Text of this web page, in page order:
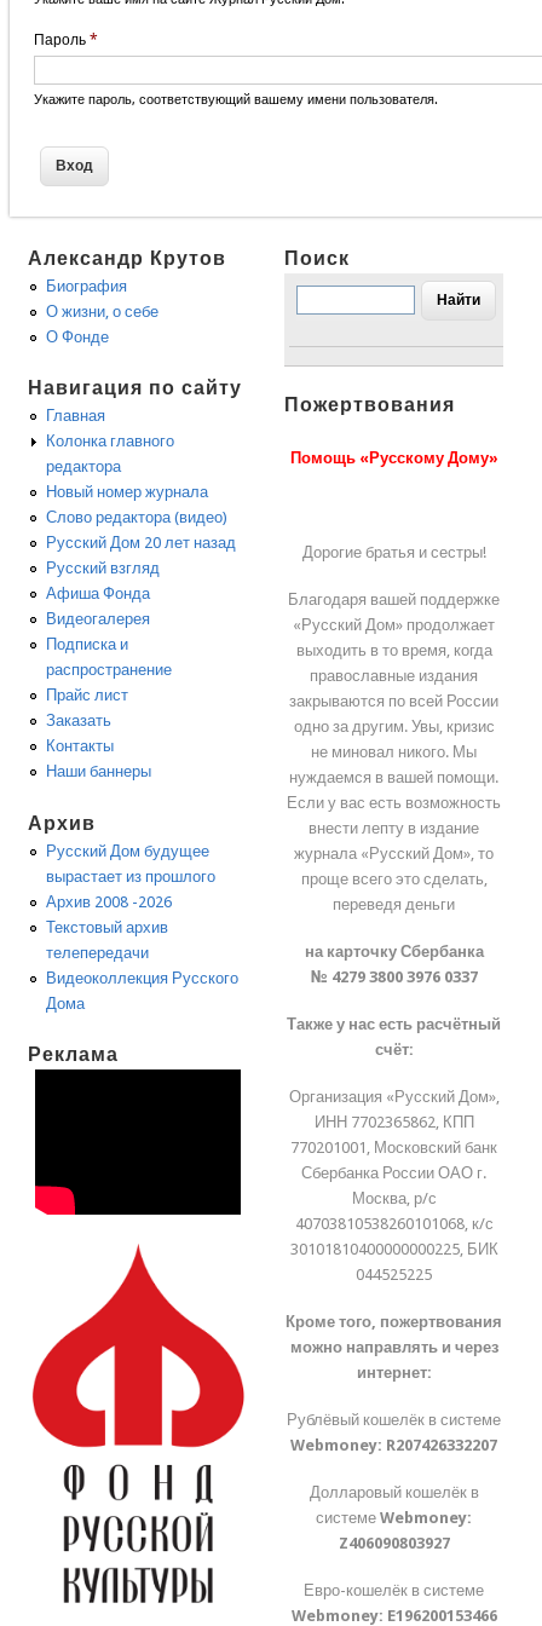
Пароль *
Укажите пароль, соответствующий вашему имени пользователя.
Александр Крутов
Биография
О жизни, о себе
О Фонде
Навигация по сайту
Главная
Колонка главного
редактора
Новый номер журнала
Слово редактора (видео)
Русский Дом 20 лет назад
Русский взгляд
Афиша Фонда
Видеогалерея
Подписка и
распространение
Прайс лист
Заказать
Контакты
Наши баннеры
Архив
Русский Дом будущее
вырастает из прошлого
Архив 2008 -2026
Текстовый архив
телепередачи
Видеоколлекция Русского
Дома
Реклама
Поиск
Пожертвования
Помощь «Русскому Дому»
Дорогие братья и сестры!
Благодаря вашей поддержке
«Русский Дом» продолжает
выходить в то время, когда
православные издания
закрываются по всей России
одно за другим. Увы, кризис
не миновал никого. Мы
нуждаемся в вашей помощи.
Если у вас есть возможность
внести лепту в издание
журнала «Русский Дом», то
проще всего это сделать,
переведя деньги
на карточку Сбербанка
№ 4279 3800 3976 0337
Также у нас есть расчётный
счёт:
Организация «Русский Дом»,
ИНН 7702365862, КПП
770201001, Московский банк
Сбербанка России ОАО г.
Москва, р/с
40703810538260101068, к/с
30101810400000000225, БИК
044525225
Кроме того, пожертвования
можно направлять и через
интернет:
Рублёвый кошелёк в системе
Webmoney: R207426332207
Долларовый кошелёк в
системеWebmoney:
Z406090803927
Евро-кошелёк в системе
Webmoney: E196200153466